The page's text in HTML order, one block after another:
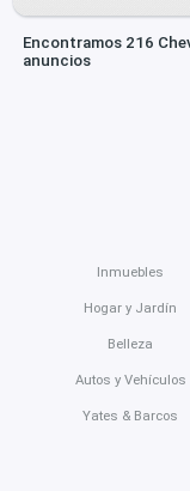
Encontramos 216
anuncios
Inmuebles
Hogar y Jardín
Belleza
Autos y Vehículos
Yates & Barcos